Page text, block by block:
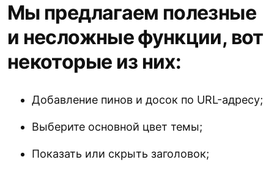
Мы предлагаем полезные
и несложные функции, вот
некоторые из них:
Добавление пинов и досок по URL-адресу;
Выберите основной цвет темы;
Показать или скрыть заголовок;